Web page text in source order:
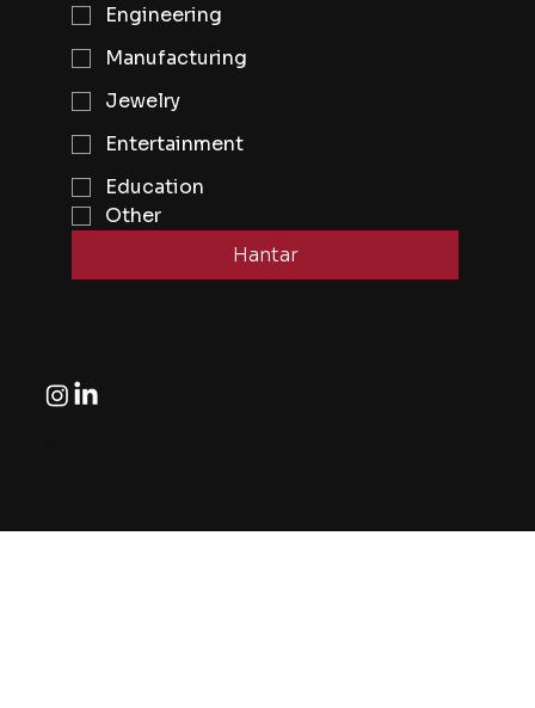
Engineering
Manufacturing
Jewelry
Entertainment
Education
Other
Hantar